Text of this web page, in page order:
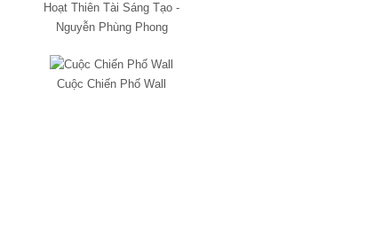
Hoạt Thiên Tài Sáng Tạo -
Nguyễn Phùng Phong
Cuộc Chiến Phố Wall